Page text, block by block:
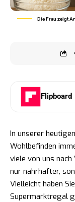
Die Frau zeigt
Flipboard
In unserer
Wohlbefinden
viele von uns
nur nahrhafter,
Vielleicht haben
Supermarktregal